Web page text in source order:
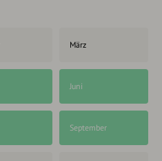
März
Juni
September